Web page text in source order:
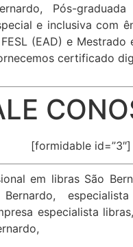
Pós-
e inclusiva com
FESL (EAD) e Mestrado
certificado
[formidable id=”3″]
em libras São
especialista